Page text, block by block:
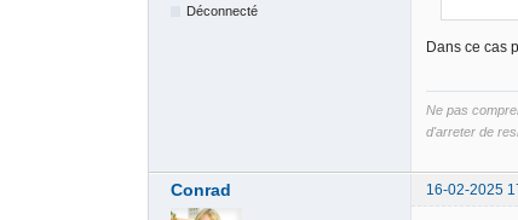
Déconnecté
Dans ce cas
Ne pas
d'arreter de
Conrad 16-02-2025